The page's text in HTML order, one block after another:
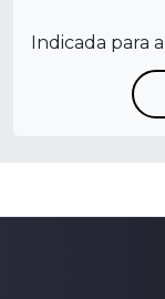
Indicada para